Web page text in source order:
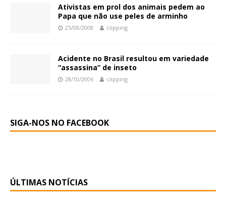
Ativistas em prol dos animais pedem ao
Papa que não use peles de arminho
25/08/2008 clipping
Acidente no Brasil resultou em variedade
“assassina” de inseto
28/10/2006 clipping
SIGA-NOS NO FACEBOOK
ÚLTIMAS NOTÍCIAS